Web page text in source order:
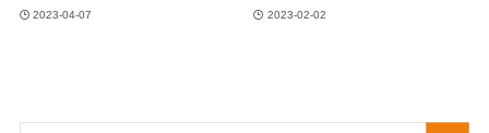
2023-04-07 2023-02-02